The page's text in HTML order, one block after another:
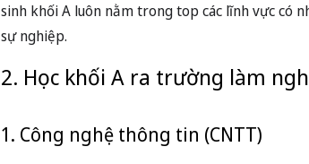
sinh khối A luôn nằm trong top các lĩnh vực có
sự nghiệp.
2. Học khối A ra trường làm
1. Công nghệ thông tin (CNTT)